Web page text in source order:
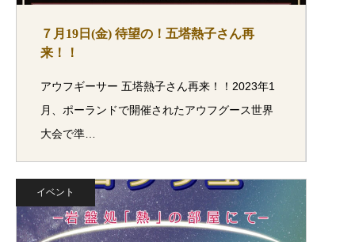
７月19日(金) 待望の！五塔熱子さん再
来！！
アウフギーサー 五塔熱子さん再来！！2023年1
月、ポーランドで開催されたアウフグース世界
大会で準…
イベント